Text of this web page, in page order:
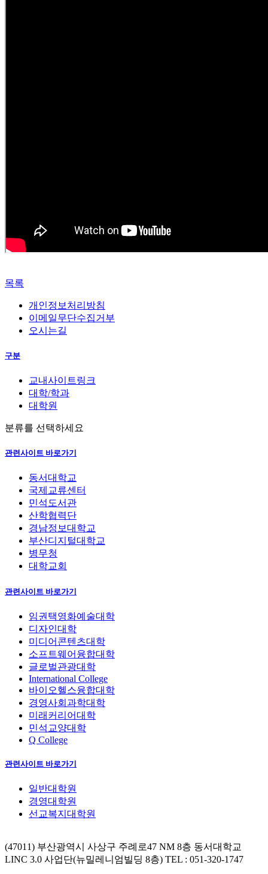
목록
개인정보처리방침
이메일무단수집거부
오시는길
구분
교내사이트링크
대학/학과
대학원
분류를 선택하세요
관련사이트 바로가기
동서대학교
국제교류센터
민석도서관
산학협력단
경남정보대학교
부산디지털대학교
병무청
대학교회
관련사이트 바로가기
임권택영화예술대학
디자인대학
미디어콘텐츠대학
소프트웨어융합대학
글로벌관광대학
International College
바이오헬스융합대학
경영사회과학대학
미래커리어대학
민석교양대학
Q College
관련사이트 바로가기
일반대학원
경영대학원
선교복지대학원
(47011) 부산광역시 사상구 주례로47 NM 8층 동서대학교
LINC 3.0 사업단(뉴밀레니엄빌딩 8층) TEL : 051-320-1747